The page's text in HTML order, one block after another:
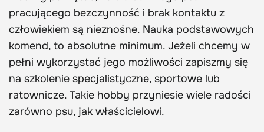
pracującego bezczynność i brak kontaktu z
człowiekiem są nieznośne. Nauka podstawowych
komend, to absolutne minimum. Jeżeli chcemy w
pełni wykorzystać jego możliwości zapiszmy się
na szkolenie specjalistyczne, sportowe lub
ratownicze. Takie hobby przyniesie wiele radości
zarówno psu, jak właścicielowi.